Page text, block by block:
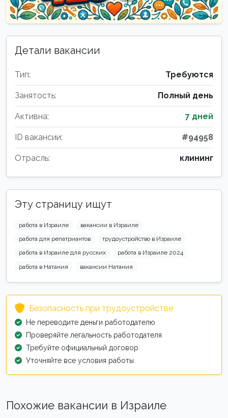
Детали вакансии
Тип: Требуются
Занятость: Полный день
Активна: 7 дней
ID вакансии: #94958
Отрасль: клининг
Эту страницу ищут
работа в Израиле
вакансии в Израиле
работа для репатриантов
трудоустройство в Израиле
работа в Израиле для русских
работа в Израиле 2024
работа в Натания
вакансии Натания
Безопасность при трудоустройстве
Не переводите деньги работодателю
Проверяйте легальность работодателя
Требуйте официальный договор
Уточняйте все условия работы
Похожие вакансии в Израиле